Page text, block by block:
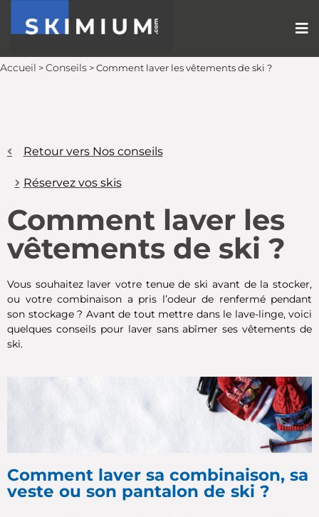
Accueil >Conseils >Comment laver les vêtements de ski ?
Retour vers Nos conseils
Réservez vos skis
Comment laver les
vêtements de ski ?
Vous souhaitez laver votre tenue de ski avant de la stocker,
ou votre combinaison a pris l’odeur de renfermé pendant
son stockage ? Avant de tout mettre dans le lave-linge, voici
quelques conseils pour laver sans abîmer ses vêtements de
ski.
Comment laver sa combinaison, sa
veste ou son pantalon de ski ?